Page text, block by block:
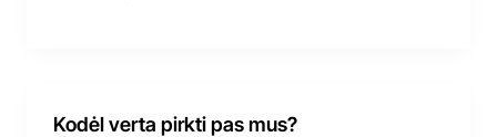
Kodėl verta pirkti pas mus?